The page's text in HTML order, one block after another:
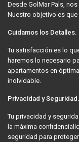
Desde GolMar Pals,
Nuestro objetivo es
Cuidamos los Detalles.
Tu satisfacción es lo
haremos lo necesario
apartamentos en
inolvidable.
Privacidad y Seguridad.
Tu privacidad y
la máxima
seguridad para